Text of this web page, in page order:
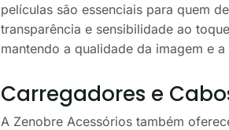
películas são essenciais para quem
transparência e sensibilidade ao
mantendo a qualidade da imagem e
Carregadores e
A Zenobre Acessórios também